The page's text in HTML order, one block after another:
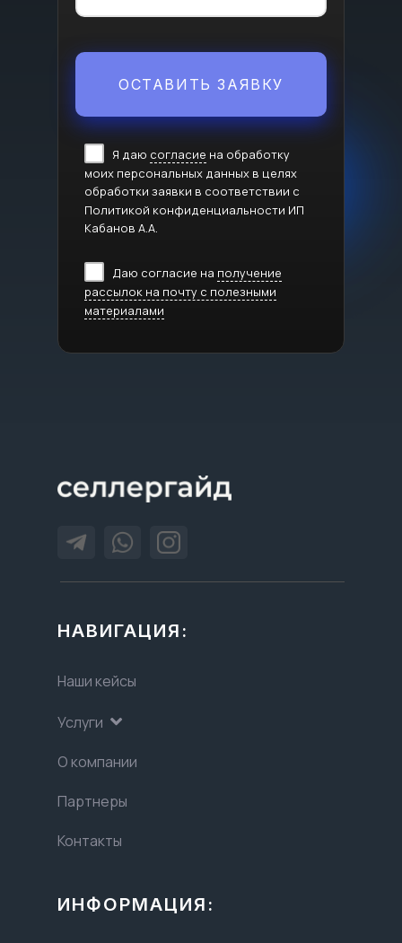
ОСТАВИТЬ ЗАЯВКУ
Я даю согласие на обработку
моих персональных данных в целях
обработки заявки в соответствии с
Политикой конфиденциальности ИП
Кабанов А.А.
Даю согласие на получение
рассылок на почту с полезными
материалами
НАВИГАЦИЯ:
Наши кейсы
Услуги
О компании
Партнеры
Контакты
ИНФОРМАЦИЯ: